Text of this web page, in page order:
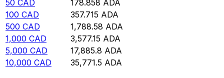
50 CAD 178.858 ADA
100 CAD 357.715 ADA
500 CAD 1,788.58 ADA
1,000 CAD 3,577.15 ADA
5,000 CAD 17,885.8 ADA
10,000 CAD 35,771.5 ADA